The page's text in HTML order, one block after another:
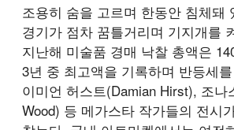
조용히 숨을 고르며 한동안 침체돼
경기가 점차 꿈틀거리며 기지개를
지난해 미술품 경매 낙찰 총액은
3년 중 최고액을 기록하며 반등세
이미언 허스트(Damian Hirst), 조나
Wood) 등 메가스타 작가들의 전시